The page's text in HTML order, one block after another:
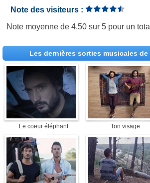
Note des visiteurs :
Note moyenne de4,50 sur5 pour un
Les dernières sorties musicales de
Le coeur éléphant Ton visage